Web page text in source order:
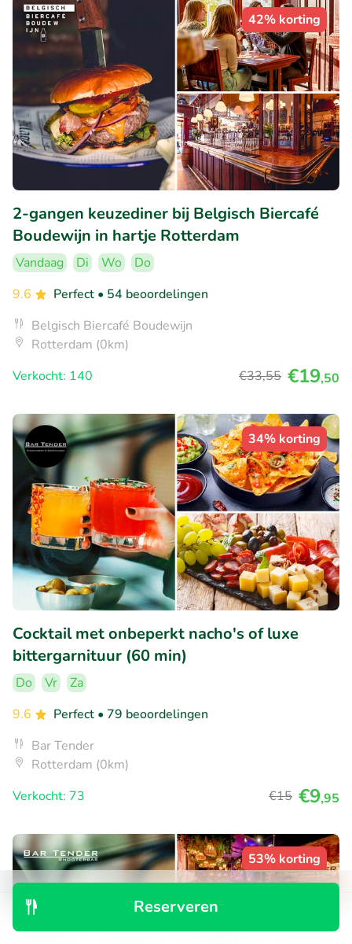
Reserveren
42% korting
2-gangen keuzediner bij Belgisch Biercafé
Boudewijn in hartje Rotterdam
Vandaag Di Wo
Do
9.6
Perfect • 54 beoordelingen
Belgisch Biercafé Boudewijn
Rotterdam (0km)
Verkocht: 140
€33,55 €19,50
34% korting
Cocktail met onbeperkt nacho's of luxe
bittergarnituur (60 min)
Do Vr
Za
9.6
Perfect • 79 beoordelingen
Bar Tender
Rotterdam (0km)
Verkocht: 73
€15 €9,95
53% korting